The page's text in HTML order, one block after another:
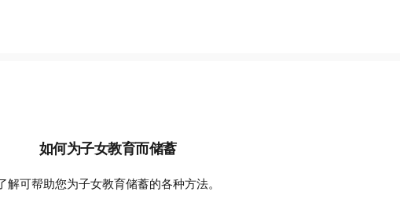
如何为子女教育而储蓄
了解可帮助您为子女教育储蓄的各种方法。